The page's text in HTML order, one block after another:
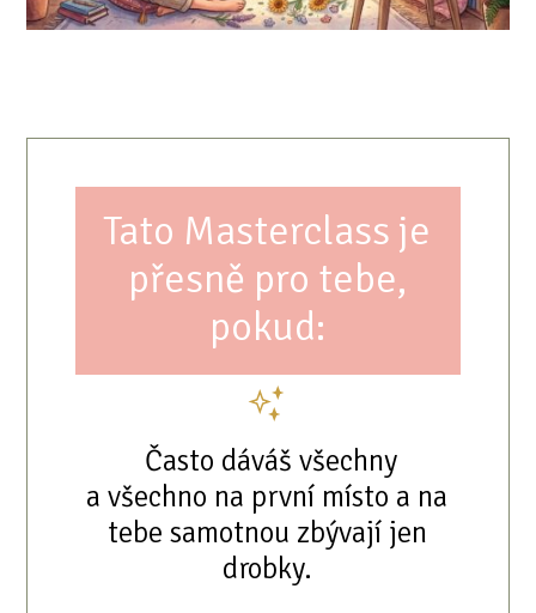
Tato Masterclass je
přesně pro tebe,
pokud:
Často dáváš všechny
a všechno na první místo a na
tebe samotnou zbývají jen
drobky.